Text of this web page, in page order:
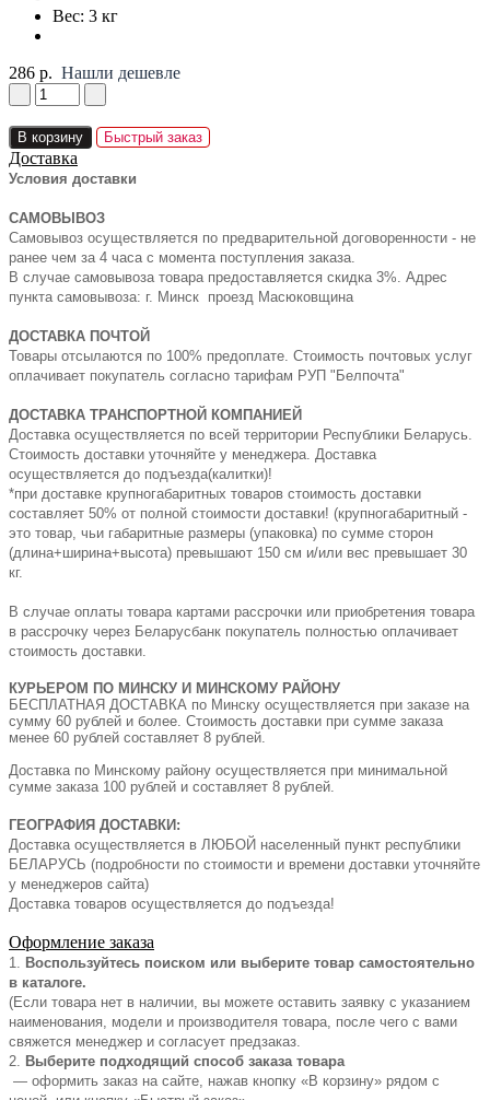
Вес: 3 кг
286 р. Нашли дешевле
В корзину Быстрый заказ
Доставка
Условия доставки
САМОВЫВОЗ
Самовывоз осуществляется по предварительной договоренности - не
ранее чем за 4 часа с момента поступления заказа.
В случае самовывоза товара предоставляется скидка 3%. Адрес
пункта самовывоза: г. Минск проезд Масюковщина
ДОСТАВКА ПОЧТОЙ
Товары отсылаются по 100% предоплате. Стоимость почтовых услуг
оплачивает покупатель согласно тарифам РУП "Белпочта"
ДОСТАВКА ТРАНСПОРТНОЙ КОМПАНИЕЙ
Доставка осуществляется по всей территории Республики Беларусь.
Стоимость доставки уточняйте у менеджера. Доставка
осуществляется до подъезда(калитки)!
*при доставке крупногабаритных товаров стоимость доставки
составляет 50% от полной стоимости доставки! (крупногабаритный -
это товар, чьи габаритные размеры (упаковка) по сумме сторон
(длина+ширина+высота) превышают 150 см и/или вес превышает 30
кг.
В случае оплаты товара картами рассрочки или приобретения товара
в рассрочку через Беларусбанк покупатель полностью оплачивает
стоимость доставки.
КУРЬЕРОМ ПО МИНСКУ И МИНСКОМУ РАЙОНУ
БЕСПЛАТНАЯ ДОСТАВКА по Минску осуществляется при заказе на
сумму 60 рублей и более. Стоимость доставки при сумме заказа
менее 60 рублей составляет 8 рублей.
Доставка по Минскому району осуществляется при минимальной
сумме заказа 100 рублей и составляет 8 рублей.
ГЕОГРАФИЯ ДОСТАВКИ:
Доставка осуществляется в ЛЮБОЙ населенный пункт республики
БЕЛАРУСЬ (подробности по стоимости и времени доставки уточняйте
у менеджеров сайта)
Доставка товаров осуществляется до подъезда!
Оформление заказа
1.
Воспользуйтесь поиском или выберите товар самостоятельно
в каталоге.
(Если товара нет в наличии, вы можете оставить заявку с указанием
наименования, модели и производителя товара, после чего с вами
свяжется менеджер и согласует предзаказ.
2.
Выберите подходящий способ заказа товара
— оформить заказ на сайте, нажав кнопку «В корзину» рядом с